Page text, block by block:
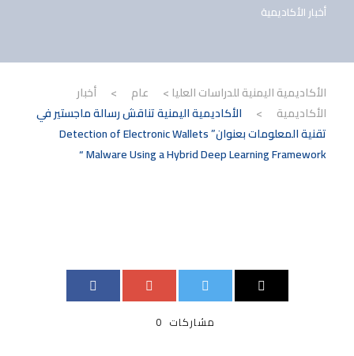
أخبار الأكاديمية
الأكاديمية اليمنية للدراسات العليا > عام >
أخبار
الأكاديمية
>
الأكاديمية اليمنية تناقش رسالة ماجستير في
تقنية المعلومات بعنوان” Detection of Electronic Wallets
Malware Using a Hybrid Deep Learning Framework “
0 مشاركات